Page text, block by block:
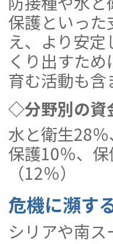
保護といっ
え、より安
くり出すた
育む活動も含
◇分野別の資
水と衛生28
保護10％、
（12％）
危機に瀕す
シリアや南